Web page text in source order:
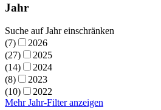
Jahr
Suche auf Jahr einschränken
(7)
2026
(27)
2025
(14)
2024
(8)
2023
(10)
2022
Mehr Jahr-Filter anzeigen